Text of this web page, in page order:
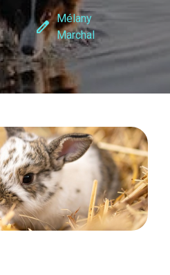
edit Mélany
Marchal